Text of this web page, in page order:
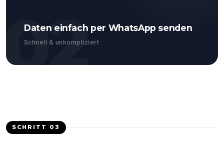
02
Daten einfach per WhatsApp senden
Schnell & unkompliziert
SCHRITT 03